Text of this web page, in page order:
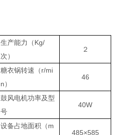
生产能力（Kg/
次）
２
糖衣锅转速（r/mi
n）
46
鼓风电机功率及型
号
40W
设备占地面积（m
485×585